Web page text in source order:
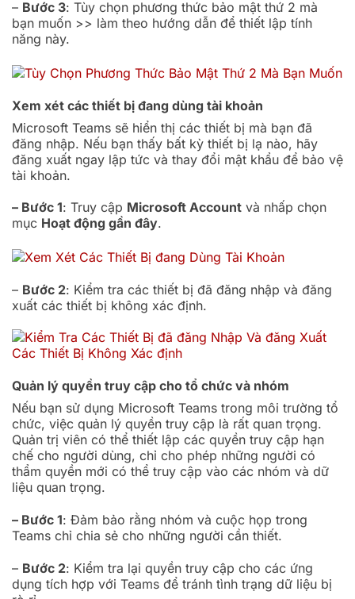
– Bước 3: Tùy chọn phương thức bảo mật thứ 2 mà
bạn muốn >> làm theo hướng dẫn để thiết lập tính
năng này.
Xem xét các thiết bị đang dùng tài khoản
Microsoft Teams sẽ hiển thị các thiết bị mà bạn đã
đăng nhập. Nếu bạn thấy bất kỳ thiết bị lạ nào, hãy
đăng xuất ngay lập tức và thay đổi mật khẩu để bảo vệ
tài khoản.
– Bước 1: Truy cập Microsoft Account và nhấp chọn
mục Hoạt động gần đây.
– Bước 2: Kiểm tra các thiết bị đã đăng nhập và đăng
xuất các thiết bị không xác định.
Quản lý quyền truy cập cho tổ chức và nhóm
Nếu bạn sử dụng Microsoft Teams trong môi trường tổ
chức, việc quản lý quyền truy cập là rất quan trọng.
Quản trị viên có thể thiết lập các quyền truy cập hạn
chế cho người dùng, chỉ cho phép những người có
thẩm quyền mới có thể truy cập vào các nhóm và dữ
liệu quan trọng.
– Bước 1: Đảm bảo rằng nhóm và cuộc họp trong
Teams chỉ chia sẻ cho những người cần thiết.
– Bước 2: Kiểm tra lại quyền truy cập cho các ứng
dụng tích hợp với Teams để tránh tình trạng dữ liệu bị